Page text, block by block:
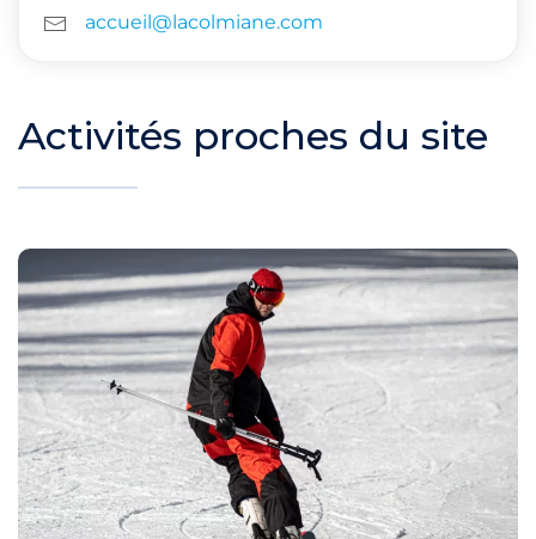
accueil@lacolmiane.com
Activités proches du site